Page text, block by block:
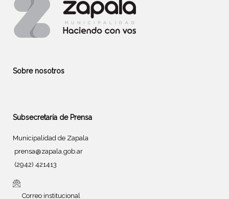
Sobre nosotros
Subsecretaría de Prensa
Municipalidad de Zapala
prensa@zapala.gob.ar
(2942) 421413
Correo institucional